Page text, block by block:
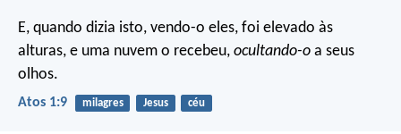
E, quando dizia isto, vendo-o eles, foi elevado às
alturas, e uma nuvem o recebeu, ocultando-o a seus
olhos.
Atos 1:9 milagres Jesus céu